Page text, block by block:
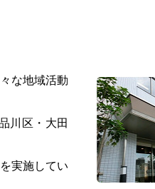
な地域活動
川区・大田
実施してい